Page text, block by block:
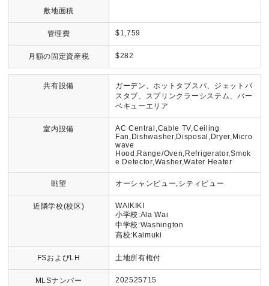
敷地面積
管理費 $1,759
月額の固定資産税 $282
共有設備
ガーデン、ホットタブスパ、ジェットバ
スタブ、スプリンクラーシステム、バー
ベキューエリア
室内設備
AC Central,Cable TV,Ceiling
Fan,Dishwasher,Disposal,Dryer,Micro
wave
Hood,Range/Oven,Refrigerator,Smok
e Detector,Washer,Water Heater
眺望 オーシャンビュー,シティビュー
近隣学校(校区)
WAIKIKI
小学校:Ala Wai
中学校:Washington
高校:Kaimuki
FSおよびLH 土地所有権付
MLSナンバー 202525715